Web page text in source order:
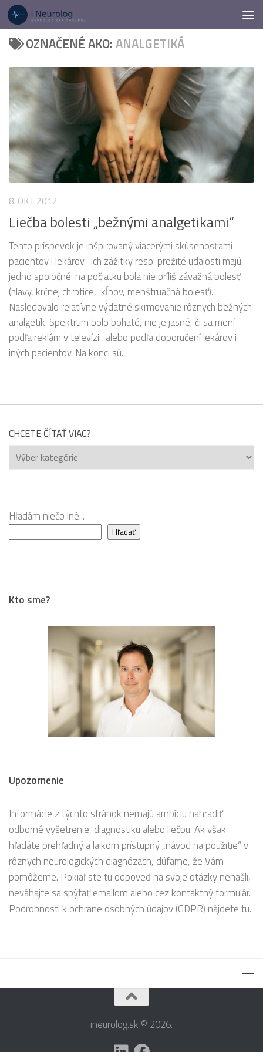
Preskočiť na obsah
OZNAČENÉ AKO:ANALGETIKÁ
8. OKT 2012
Liečba bolesti „bežnými analgetikami“
Tento príspevok je inšpirovaný viacerými skúsenosťami
pacientov i lekárov. Ich zážitky resp. prežité udalosti majú
jedno spoločné: na počiatku bola nie príliš závažná bolesť
(hlavy, krčnej chrbtice, kĺbov, menštruačná bolesť).
Nasledovalo relatívne výdatné skrmovanie rôznych bežných
analgetík. Spektrum bolo bohaté, nie je jasné, či sa mení
podľa reklám v televízii, alebo podľa doporučení lekárov i
iných pacientov. Na konci sú...
CHCETE ČÍTAŤ VIAC?
Chcete
čítať
Hľadám niečo iné...
Hľadať
Kto sme?
Upozornenie
Informácie z týchto stránok nemajú ambíciu nahradiť
odborné vyšetrenie, diagnostiku alebo liečbu. Ak však
hľadáte prehľadný a laikom prístupný „návod na použitie“ v
rôznych neurologických diagnózach, dúfame, že Vám
pomôžeme. Pokiaľ ste tu odpoveď na svoje otázky nenašli,
neváhajte sa spýtať emailom alebo cez kontaktný formulár.
Podrobnosti k ochrane osobných údajov (GDPR) nájdetetu.
ineurolog.sk © 2026.